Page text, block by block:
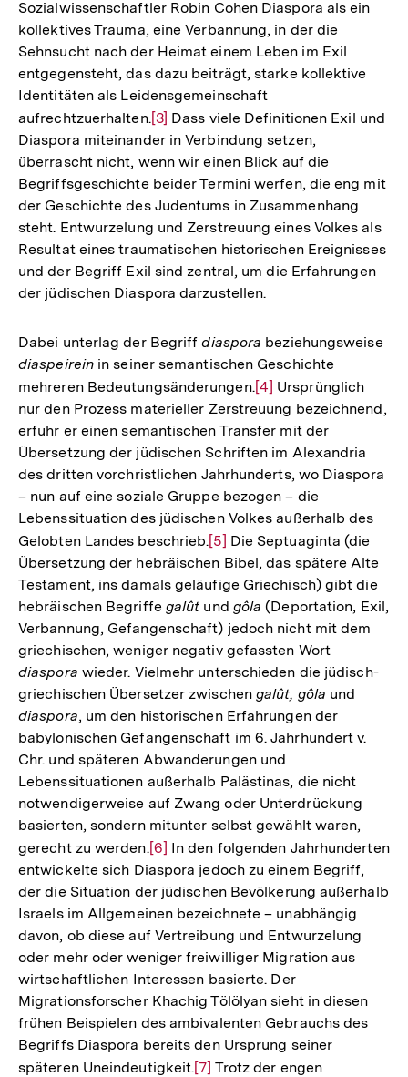
Sozialwissenschaftler Robin Cohen Diaspora als ein
kollektives Trauma, eine Verbannung, in der die
Sehnsucht nach der Heimat einem Leben im Exil
entgegensteht, das dazu beiträgt, starke kollektive
Identitäten als Leidensgemeinschaft
aufrechtzuerhalten.Zur
Auflösung
der
Fußnote
[3] Dass viele Definitionen Exil und
Diaspora miteinander in Verbindung setzen,
überrascht nicht, wenn wir einen Blick auf die
Begriffsgeschichte beider Termini werfen, die eng mit
der Geschichte des Judentums in Zusammenhang
steht. Entwurzelung und Zerstreuung eines Volkes als
Resultat eines traumatischen historischen Ereignisses
und der Begriff Exil sind zentral, um die Erfahrungen
der jüdischen Diaspora darzustellen.
Dabei unterlag der Begriffdiaspora beziehungsweise
diaspeirein in seiner semantischen Geschichte
mehreren Bedeutungsänderungen.Zur
Auflösung
der
Fußnote
[4] Ursprünglich
nur den Prozess materieller Zerstreuung bezeichnend,
erfuhr er einen semantischen Transfer mit der
Übersetzung der jüdischen Schriften im Alexandria
des dritten vorchristlichen Jahrhunderts, wo Diaspora
– nun auf eine soziale Gruppe bezogen – die
Lebenssituation des jüdischen Volkes außerhalb des
Gelobten Landes beschrieb.Zur
Auflösung
der
Fußnote
[5] Die Septuaginta (die
Übersetzung der hebräischen Bibel, das spätere Alte
Testament, ins damals geläufige Griechisch) gibt die
hebräischen Begriffe galût und gôla (Deportation, Exil,
Verbannung, Gefangenschaft) jedoch nicht mit dem
griechischen, weniger negativ gefassten Wort
diaspora wieder. Vielmehr unterschieden die jüdisch-
griechischen Übersetzer zwischen galût, gôla und
diaspora, um den historischen Erfahrungen der
babylonischen Gefangenschaft im 6. Jahrhundert v.
Chr. und späteren Abwanderungen und
Lebenssituationen außerhalb Palästinas, die nicht
notwendigerweise auf Zwang oder Unterdrückung
basierten, sondern mitunter selbst gewählt waren,
gerecht zu werden.Zur
Auflösung
der
Fußnote
[6] In den folgenden Jahrhunderten
entwickelte sich Diaspora jedoch zu einem Begriff,
der die Situation der jüdischen Bevölkerung außerhalb
Israels im Allgemeinen bezeichnete – unabhängig
davon, ob diese auf Vertreibung und Entwurzelung
oder mehr oder weniger freiwilliger Migration aus
wirtschaftlichen Interessen basierte. Der
Migrationsforscher Khachig Tölölyan sieht in diesen
frühen Beispielen des ambivalenten Gebrauchs des
Begriffs Diaspora bereits den Ursprung seiner
späteren Uneindeutigkeit.Zur
[7] Trotz der engen